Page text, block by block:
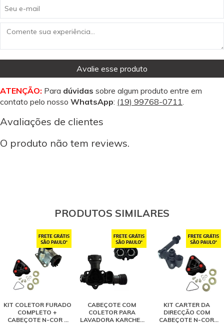
Avalie esse produto
ATENÇÃO: Para dúvidas sobre algum produto entre em
contato pelo nosso WhatsApp: (19) 99768-0711.
Avaliações de clientes
O produto não tem reviews.
PRODUTOS SIMILARES
KIT COLETOR FURADO
COMPLETO +
CABEÇOTE N-COR E
CABEÇOTE COM
COLETOR PARA
LAVADORA KARCHER
KIT CARTER DA
DIRECÇÃO COM
CABEÇOTE N-COR